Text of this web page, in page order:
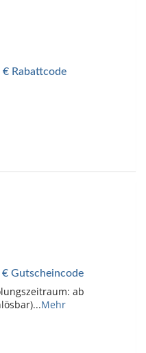
Rabattcode
Gutscheincode
ab
...Mehr